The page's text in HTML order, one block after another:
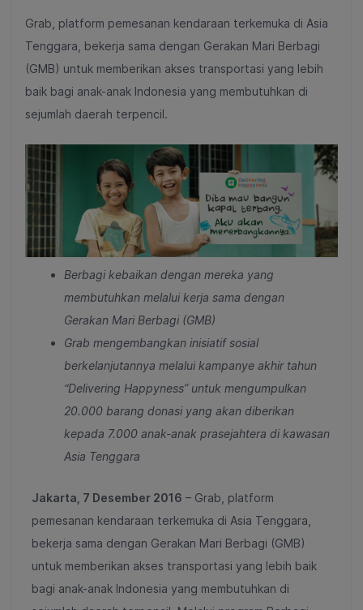
Grab, platform pemesanan kendaraan terkemuka di Asia
Tenggara, bekerja sama dengan Gerakan Mari Berbagi
(GMB) untuk memberikan akses transportasi yang lebih
baik bagi anak-anak Indonesia yang membutuhkan di
sejumlah daerah terpencil.
Berbagi kebaikan dengan mereka yang
membutuhkan melalui kerja sama dengan
Gerakan Mari Berbagi (GMB)
Grab mengembangkan inisiatif sosial
berkelanjutannya melaluikampanye akhir tahun
“Delivering Happyness” untuk mengumpulkan
20.000 barang donasi yang akan diberikan
kepada 7.000 anak-anak prasejahtera di kawasan
Asia Tenggara
Jakarta, 7 Desember 2016 – Grab, platform
pemesanan kendaraan terkemuka di Asia Tenggara,
bekerja sama dengan Gerakan Mari Berbagi (GMB)
untuk memberikan akses transportasi yang lebih baik
bagi anak-anak Indonesia yang membutuhkan di